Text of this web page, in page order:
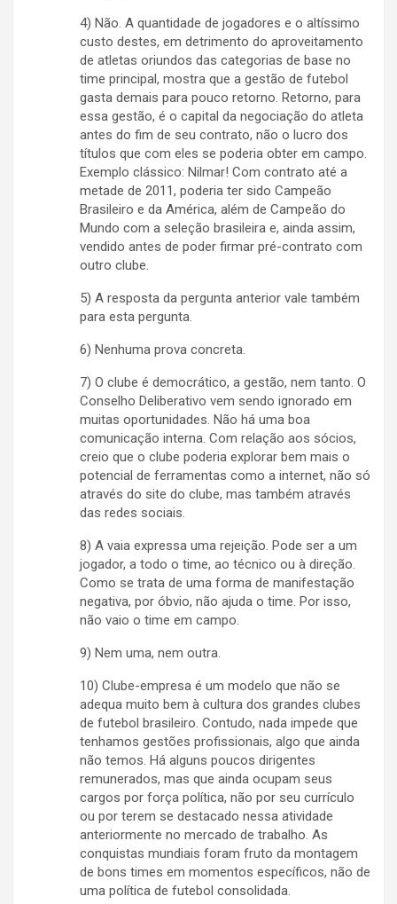
4) Não. A quantidade de jogadores e o altíssimo
custo destes, em detrimento do aproveitamento
de atletas oriundos das categorias de base no
time principal, mostra que a gestão de futebol
gasta demais para pouco retorno. Retorno, para
essa gestão, é o capital da negociação do atleta
antes do fim de seu contrato, não o lucro dos
títulos que com eles se poderia obter em campo.
Exemplo clássico: Nilmar! Com contrato até a
metade de 2011, poderia ter sido Campeão
Brasileiro e da América, além de Campeão do
Mundo com a seleção brasileira e, ainda assim,
vendido antes de poder firmar pré-contrato com
outro clube.
5) A resposta da pergunta anterior vale também
para esta pergunta.
6) Nenhuma prova concreta.
7) O clube é democrático, a gestão, nem tanto. O
Conselho Deliberativo vem sendo ignorado em
muitas oportunidades. Não há uma boa
comunicação interna. Com relação aos sócios,
creio que o clube poderia explorar bem mais o
potencial de ferramentas como a internet, não só
através do site do clube, mas também através
das redes sociais.
8) A vaia expressa uma rejeição. Pode ser a um
jogador, a todo o time, ao técnico ou à direção.
Como se trata de uma forma de manifestação
negativa, por óbvio, não ajuda o time. Por isso,
não vaio o time em campo.
9) Nem uma, nem outra.
10) Clube-empresa é um modelo que não se
adequa muito bem à cultura dos grandes clubes
de futebol brasileiro. Contudo, nada impede que
tenhamos gestões profissionais, algo que ainda
não temos. Há alguns poucos dirigentes
remunerados, mas que ainda ocupam seus
cargos por força política, não por seu currículo
ou por terem se destacado nessa atividade
anteriormente no mercado de trabalho. As
conquistas mundiais foram fruto da montagem
de bons times em momentos específicos, não de
uma política de futebol consolidada.